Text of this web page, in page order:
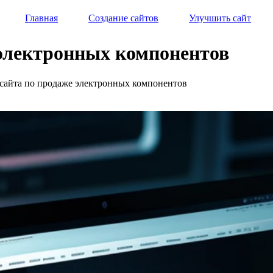
Главная Создание сайтов Улучшить сайт
компонентов
по продаже электронных компонентов